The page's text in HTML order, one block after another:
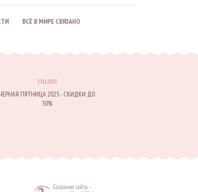
ВСЁ В МИРЕ CВЯЗАНО
27.11.2025
ЧЕРНАЯ ПЯТНИЦА 2025 - СКИДКИ ДО
30%
Создание сайта -